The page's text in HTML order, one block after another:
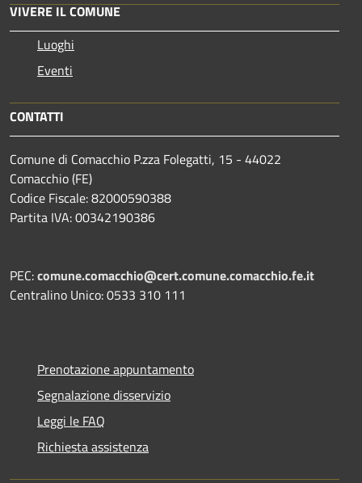
VIVERE IL COMUNE
Luoghi
Eventi
CONTATTI
Comune di Comacchio P.zza Folegatti, 15 - 44022
Comacchio (FE)
Codice Fiscale: 82000590388
Partita IVA: 00342190386
PEC:comune.comacchio@cert.comune.comacchio.fe.it
Centralino Unico: 0533 310 111
Prenotazione appuntamento
Segnalazione disservizio
Leggi le FAQ
Richiesta assistenza